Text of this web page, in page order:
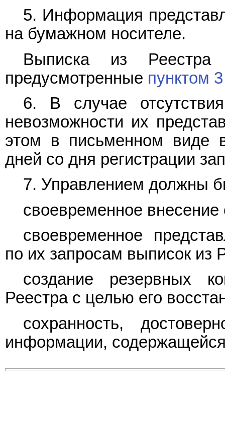
5. Информация
на бумажном носителе.
Выписка из Реестра
предусмотренные пунктом 3
6. В случае
невозможности их
этом в письменном виде
дней со дня регистрации
7. Управлением должны
своевременное внесение
своевременное
по их запросам выписок из
создание резервных
Реестра с целью его
сохранность,
информации,